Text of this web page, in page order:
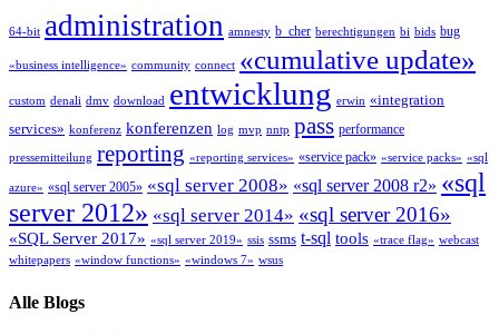
64-bit administration amnesty b_cher berechtigungen bi bids bug
«business intelligence» community connect «cumulative update»
custom denali dmv download entwicklung erwin «integration
services» konferenz konferenzen log mvp nntp pass performance
pressemitteilung reporting «reporting services» «service pack» «service packs» «sql
azure» «sql server 2005» «sql server 2008» «sql server 2008 r2» «sql
server 2012» «sql server 2014» «sql server 2016»
«SQL Server 2017» «sql server 2019» ssis ssms t-sql tools «trace flag» webcast
whitepapers «window functions» «windows 7» wsus
Alle Blogs